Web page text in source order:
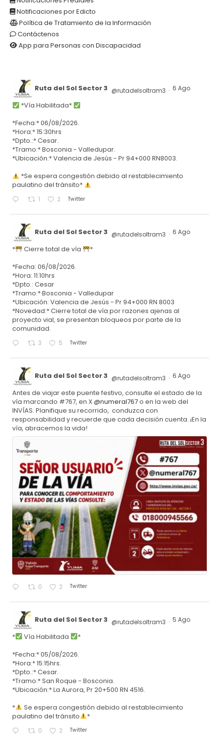
Notificaciones por Edicto
Política de Tratamiento de la Información
Contáctenos
App para Personas con Discapacidad
Ruta del Sol Sector 3 @rutadelsoltram3 · 6 Ago
*Vía Habilitada*
*Fecha:* 06/08/2026.
*Hora:* 15:30hrs
*Dpto.:* Cesar.
*Tramo:* Bosconia - Valledupar.
*Ubicación:* Valencia de Jesús - Pr 94+000 RN8003.
*Se espera congestión debido al restablecimiento
paulatino del tránsito*
1 2 Twitter
Ruta del Sol Sector 3 @rutadelsoltram3 · 6 Ago
* Cierre total de vía
*
*Fecha: 06/08/2026.
*Hora: 11:10hrs
*Dpto.: Cesar
*Tramo:* Bosconia - Valledupar
*Ubicación: Valencia de Jesús - Pr 94+000 RN 8003
*Novedad:* Cierre total de vía por razones ajenas al
proyecto vial, se presentan bloqueos por parte de la
comunidad.
3 5 Twitter
Ruta del Sol Sector 3 @rutadelsoltram3 · 6 Ago
Antes de viajar este puente festivo, consulte el estado de la
vía marcando #767, en X@numeral767o en la web del
INVÍAS. Planifique su recorrido, conduzca con
responsabilidad y recuerde que cada decisión cuenta. ¡En la
vía, abracemos la vida!
0 2 Twitter
Ruta del Sol Sector 3 @rutadelsoltram3 · 5 Ago
* Vía Habilitada
*
*Fecha:* 05/08/2026.
*Hora:* 15:15hrs.
*Dpto.:* Cesar.
*Tramo:* San Roque - Bosconia.
*Ubicación:* La Aurora, Pr 20+500 RN 4516.
*
Se espera congestión debido al restablecimiento
paulatino del tránsito
*
0 2 Twitter